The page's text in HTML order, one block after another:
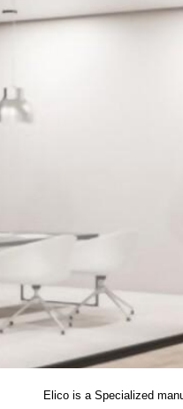
Elico is a Specialized